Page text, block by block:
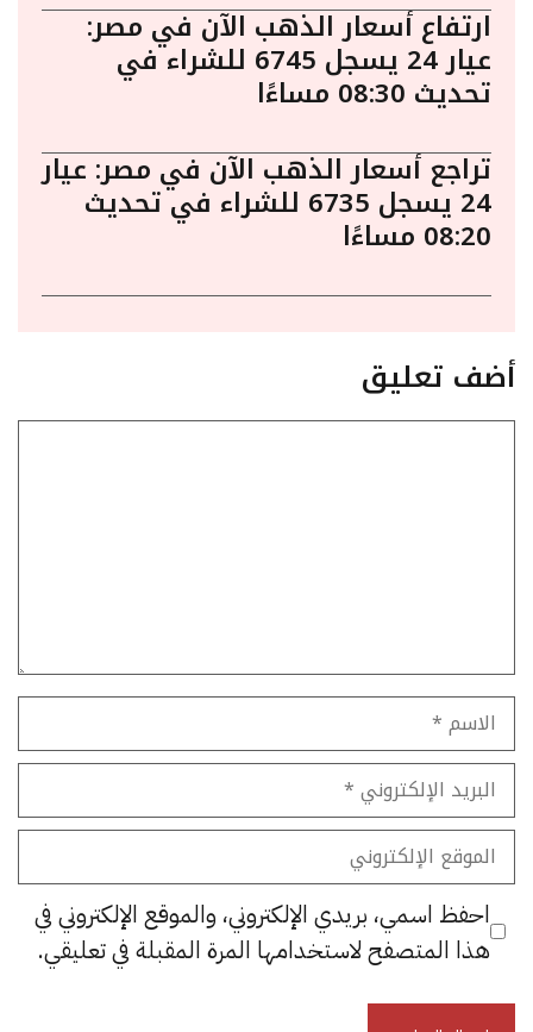
ارتفاع أسعار الذهب الآن في مصر:
عيار 24 يسجل 6745 للشراء في
تحديث 08:30 مساءًا
تراجع أسعار الذهب الآن في مصر: عيار
24 يسجل 6735 للشراء في تحديث
08:20 مساءًا
أضف تعليق
الاسم
البريد
الإلكتروني
الموقع
الإلكتروني
احفظ اسمي، بريدي الإلكتروني، والموقع الإلكتروني في
هذا المتصفح لاستخدامها المرة المقبلة في تعليقي.